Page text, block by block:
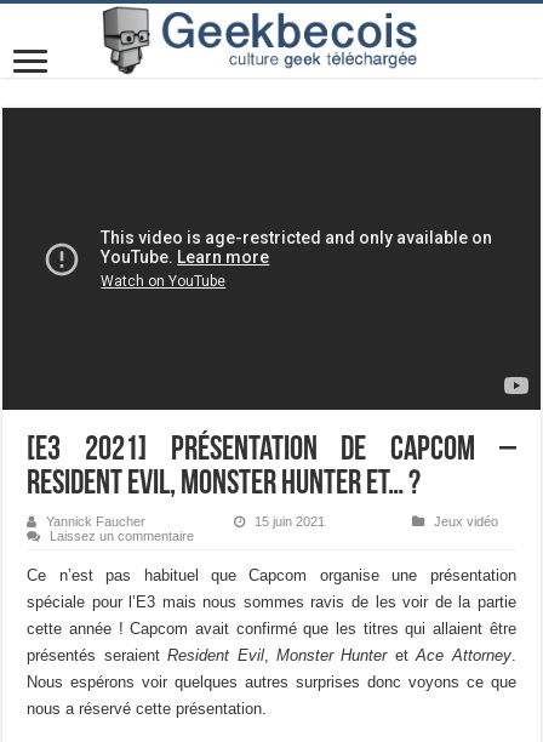
[E3 2021] Présentation de Capcom –
Resident Evil, Monster Hunter et… ?
Yannick Faucher 15 juin 2021
Jeux vidéo
Laissez un commentaire
Ce n’est pas habituel que Capcom organise une présentation
spéciale pour l’E3 mais nous sommes ravis de les voir de la partie
cette année ! Capcom avait confirmé que les titres qui allaient être
présentés seraientResident Evil,Monster HunteretAce Attorney.
Nous espérons voir quelques autres surprises donc voyons ce que
nous a réservé cette présentation.